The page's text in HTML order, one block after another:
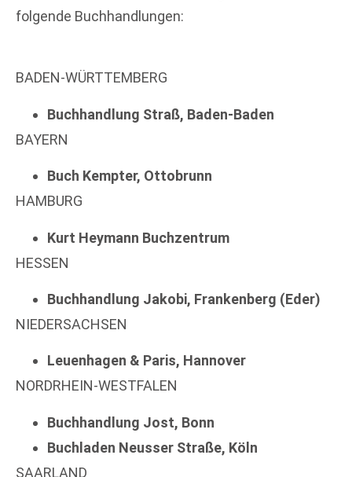
folgende Buchhandlungen:
BADEN-WÜRTTEMBERG
Buchhandlung Straß, Baden-Baden
BAYERN
Buch Kempter, Ottobrunn
HAMBURG
Kurt Heymann Buchzentrum
HESSEN
Buchhandlung Jakobi, Frankenberg (Eder)
NIEDERSACHSEN
Leuenhagen & Paris, Hannover
NORDRHEIN-WESTFALEN
Buchhandlung Jost, Bonn
Buchladen Neusser Straße, Köln
SAARLAND